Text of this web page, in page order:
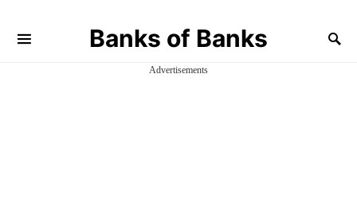
Banks of Banks
Advertisements